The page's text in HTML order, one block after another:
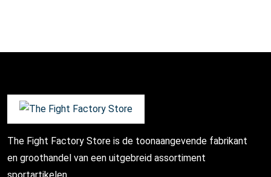
The Fight Factory Store is de toonaangevende fabrikant
en groothandel van een uitgebreid assortiment